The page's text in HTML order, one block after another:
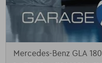
Mercedes-Benz GLA 180